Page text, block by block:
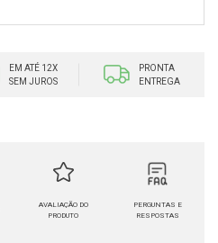
EM ATÉ 12X
SEM JUROS
PRONTA
ENTREGA
AVALIAÇÃO DO
PRODUTO
PERGUNTAS E
RESPOSTAS